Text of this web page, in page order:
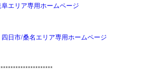
エリア専用ホームページ
日市/桑名エリア専用ホームページ